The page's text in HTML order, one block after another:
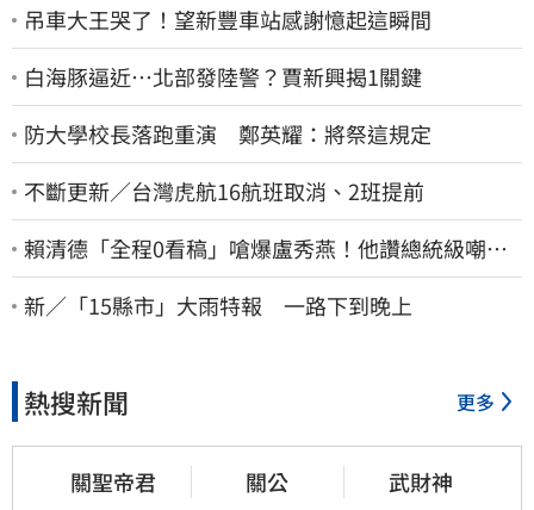
吊車大王哭了！望新豐車站感謝憶起這瞬間
白海豚逼近…北部發陸警？賈新興揭1關鍵
防大學校長落跑重演 鄭英耀：將祭這規定
不斷更新／台灣虎航16航班取消、2班提前
賴清德「全程0看稿」嗆爆盧秀燕！他讚總統級嘲
諷：把8年總帳一次掀翻
新／「15縣市」大雨特報 一路下到晚上
熱搜新聞 更多
關聖帝君 關公 武財神